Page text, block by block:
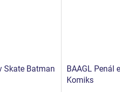
Skate Batman
BAAGL Penál
Komiks